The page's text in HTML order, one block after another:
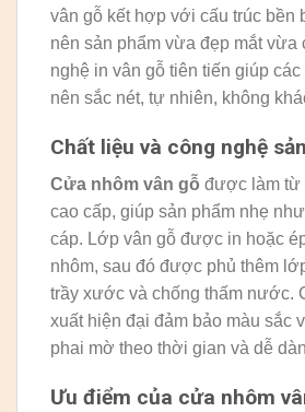
vân gỗ kết hợp với cấu trúc bền
nên sản phẩm vừa đẹp mắt vừa
nghệ in vân gỗ tiên tiến giúp
nên sắc nét, tự nhiên, không
Chất liệu và công nghệ
Cửa nhôm vân gỗ được làm từ
cao cấp, giúp sản phẩm nhẹ
cáp. Lớp vân gỗ được in hoặc
nhôm, sau đó được phủ thêm
trầy xước và chống thấm nước.
xuất hiện đại đảm bảo màu sắc
phai mờ theo thời gian và dễ
Ưu điểm của cửa nhôm